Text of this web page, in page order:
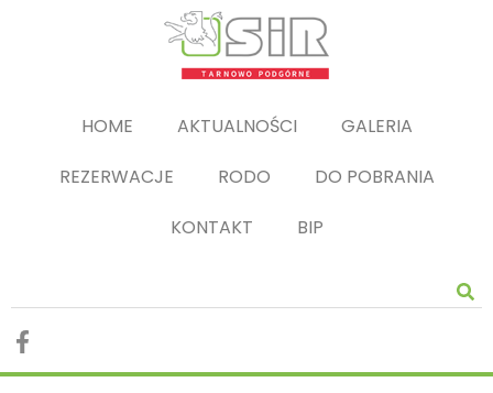
HOME AKTUALNOŚCI
GALERIA
REZERWACJE
RODO
DO POBRANIA
KONTAKT
BIP